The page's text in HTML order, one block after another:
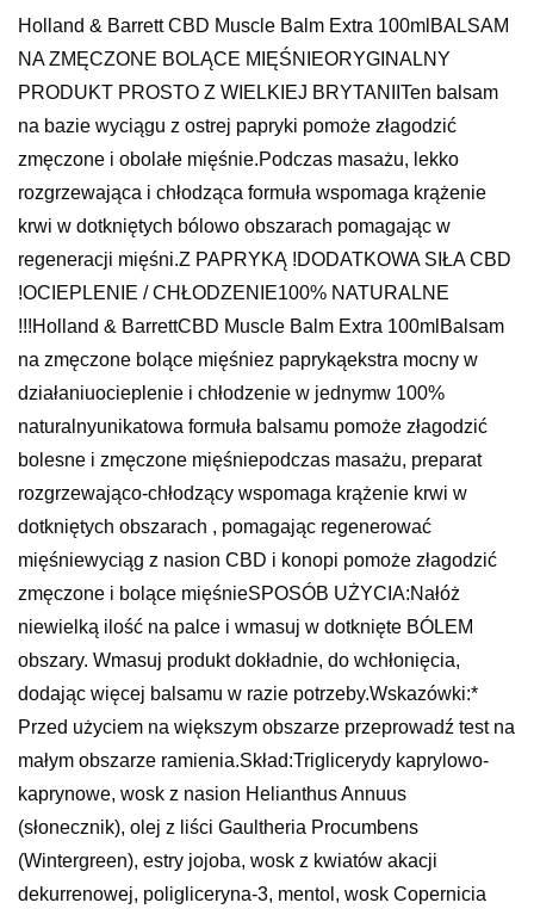
Holland & Barrett CBD Muscle Balm Extra 100mlBALSAM
NA ZMĘCZONE BOLĄCE MIĘŚNIEORYGINALNY
PRODUKT PROSTO Z WIELKIEJ BRYTANIITen balsam
na bazie wyciągu z ostrej papryki pomoże złagodzić
zmęczone i obolałe mięśnie.Podczas masażu, lekko
rozgrzewająca i chłodząca formuła wspomaga krążenie
krwi w dotkniętych bólowo obszarach pomagając w
regeneracji mięśni.Z PAPRYKĄ !DODATKOWA SIŁA CBD
!OCIEPLENIE / CHŁODZENIE100% NATURALNE
!!!Holland & BarrettCBD Muscle Balm Extra 100mlBalsam
na zmęczone bolące mięśniez paprykąekstra mocny w
działaniuocieplenie i chłodzenie w jednymw 100%
naturalnyunikatowa formuła balsamu pomoże złagodzić
bolesne i zmęczone mięśniepodczas masażu, preparat
rozgrzewająco-chłodzący wspomaga krążenie krwi w
dotkniętych obszarach , pomagając regenerować
mięśniewyciąg z nasion CBD i konopi pomoże złagodzić
zmęczone i bolące mięśnieSPOSÓB UŻYCIA:Nałóż
niewielką ilość na palce i wmasuj w dotknięte BÓLEM
obszary. Wmasuj produkt dokładnie, do wchłonięcia,
dodając więcej balsamu w razie potrzeby.Wskazówki:*
Przed użyciem na większym obszarze przeprowadź test na
małym obszarze ramienia.Skład:Triglicerydy kaprylowo-
kaprynowe, wosk z nasion Helianthus Annuus
(słonecznik), olej z liści Gaultheria Procumbens
(Wintergreen), estry jojoba, wosk z kwiatów akacji
dekurrenowej, poligliceryna-3, mentol, wosk Copernicia